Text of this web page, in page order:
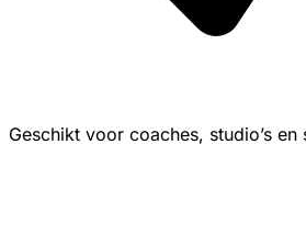
Geschikt voor coaches, studio’s en